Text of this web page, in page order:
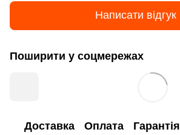
Написати відгук
Поширити у соцмережах
Доставка Оплата Гарантія